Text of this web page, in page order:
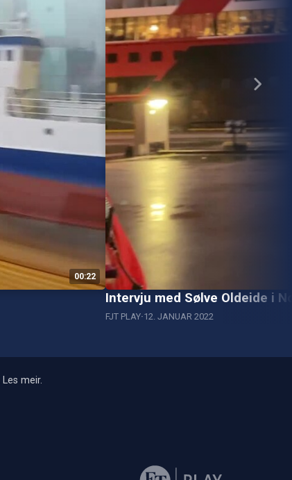
00:22
Intervju med Sølve Oldeide i
FJT PLAY 12. JANUAR 2022
Les meir.